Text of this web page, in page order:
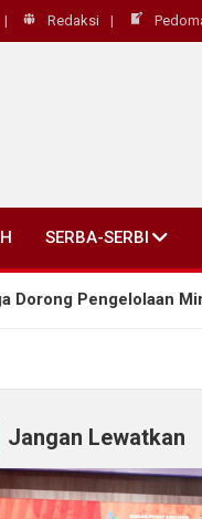
Redaksi
SERBA-SERBI
Minyak
Jangan Lewatkan